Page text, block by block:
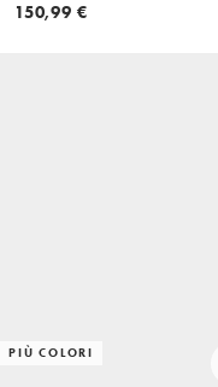
150,99 €
PIÙ COLORI